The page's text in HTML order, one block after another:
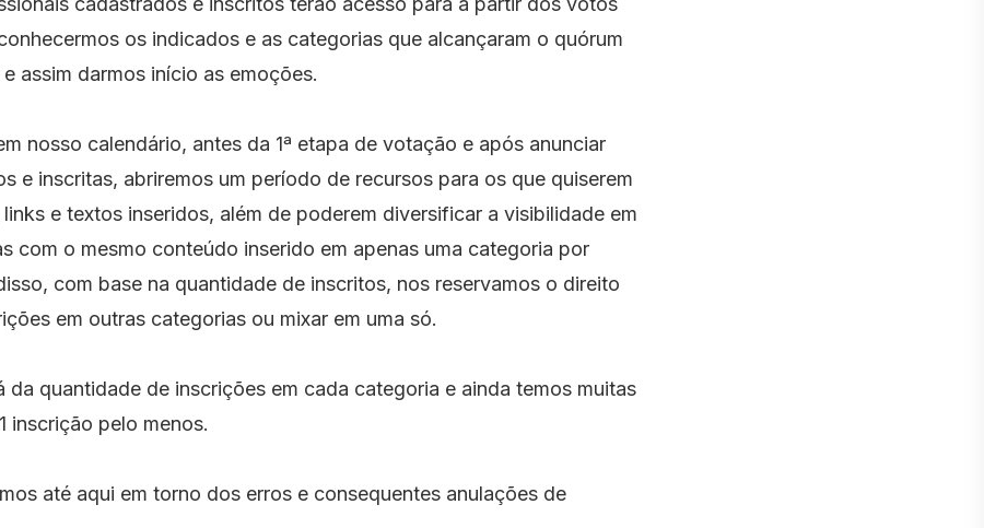
os indicados e as categorias que alcançaram o quórum
assim darmos início as emoções.
nosso calendário, antes da 1ª etapa de votação e após anunciar
e inscritas, abriremos um período de recursos para os que quiserem
links e textos inseridos, além de poderem diversificar a visibilidade em
com o mesmo conteúdo inserido em apenas uma categoria por
com base na quantidade de inscritos, nos reservamos o direito
em outras categorias ou mixar em uma só.
da quantidade de inscrições em cada categoria e ainda temos muitas
inscrição pelo menos.
até aqui em torno dos erros e consequentes anulações de